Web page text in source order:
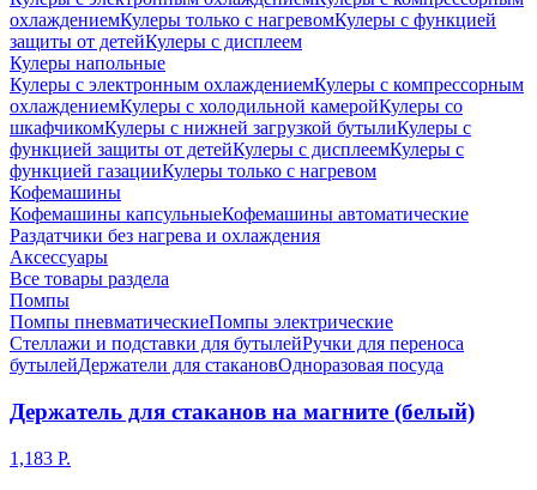
охлаждениемКулеры только с нагревомКулеры с функцией
защиты от детейКулеры с дисплеем
Кулеры напольные
Кулеры с электронным охлаждениемКулеры с компрессорным
охлаждениемКулеры с холодильной камеройКулеры со
шкафчикомКулеры с нижней загрузкой бутылиКулеры с
функцией защиты от детейКулеры с дисплеемКулеры с
функцией газацииКулеры только с нагревом
Кофемашины
Кофемашины капсульныеКофемашины автоматические
Раздатчики без нагрева и охлаждения
Аксессуары
Все товары раздела
Помпы
Помпы пневматическиеПомпы электрические
Стеллажи и подставки для бутылейРучки для переноса
бутылейДержатели для стакановОдноразовая посуда
Держатель для стаканов на магните (белый)
1,183 Р.